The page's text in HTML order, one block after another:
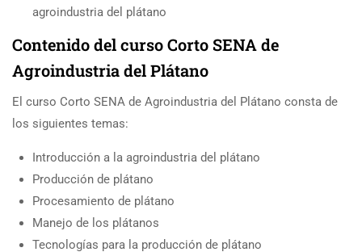
agroindustria del plátano
Contenido del curso Corto SENA de
Agroindustria del Plátano
El curso Corto SENA de Agroindustria del Plátano consta de
los siguientes temas:
Introducción a la agroindustria del plátano
Producción de plátano
Procesamiento de plátano
Manejo de los plátanos
Tecnologías para la producción de plátano